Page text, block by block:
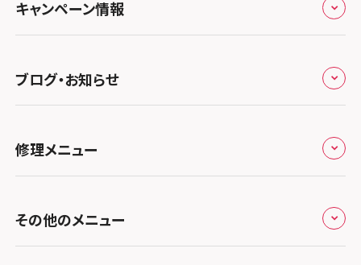
スマホスピタル 熊谷
スマホスピタル ゲオデジタルベース川口元郷
スマホスピタル埼玉大宮
スマホスピタル テルル蒲生
スマホスピタル テルル新越谷
スマホスピタル テルル草加花栗
スマホスピタル テルル東川口
スマホスピタル 浜松
スマホスピタル静岡パルコ
スマホスピタル 藤枝
スマホスピタル名古屋駅前
スマホスピタル名古屋金山
スマホスピタル 大府
スマホスピタル 西枇杷島
スマホスピタル 尾張旭
スマホスピタル 大阪梅田
スマホスピタル by デジホ 梅田地下（うめちか）
スマホスピタル京橋
スマホスピタル難波
スマホスピタルイオンタウン茨木太田
中国・四国
スマホスピタル岡山駅前
スマホスピタル西条
スマホスピタル by デジホ マークイズ福岡もも
ち
スマホスピタル福岡天神
スマホスピタル熊本下通
スマホスピタル GODOモバイル大分府内町
郵送修理依頼
キャンペーン情報
キャンペーン一覧
ブログ・お知らせ
お知らせ
修理メニュー
iPhone修理メニュー
その他のメニュー